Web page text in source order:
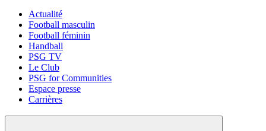
Actualité
Football masculin
Football féminin
Handball
PSG TV
Le Club
PSG for Communities
Espace presse
Carrières